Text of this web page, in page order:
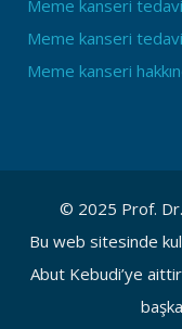
Meme kanseri
Meme kanseri
Meme kanseri
© 2025 Prof. Dr.
Bu web sitesinde
Abut Kebudi’ye